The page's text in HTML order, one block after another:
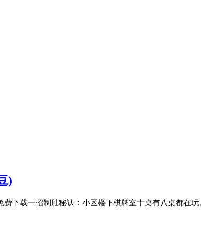
)
费下载一招制胜秘诀：小区楼下棋牌室十桌有八桌都在